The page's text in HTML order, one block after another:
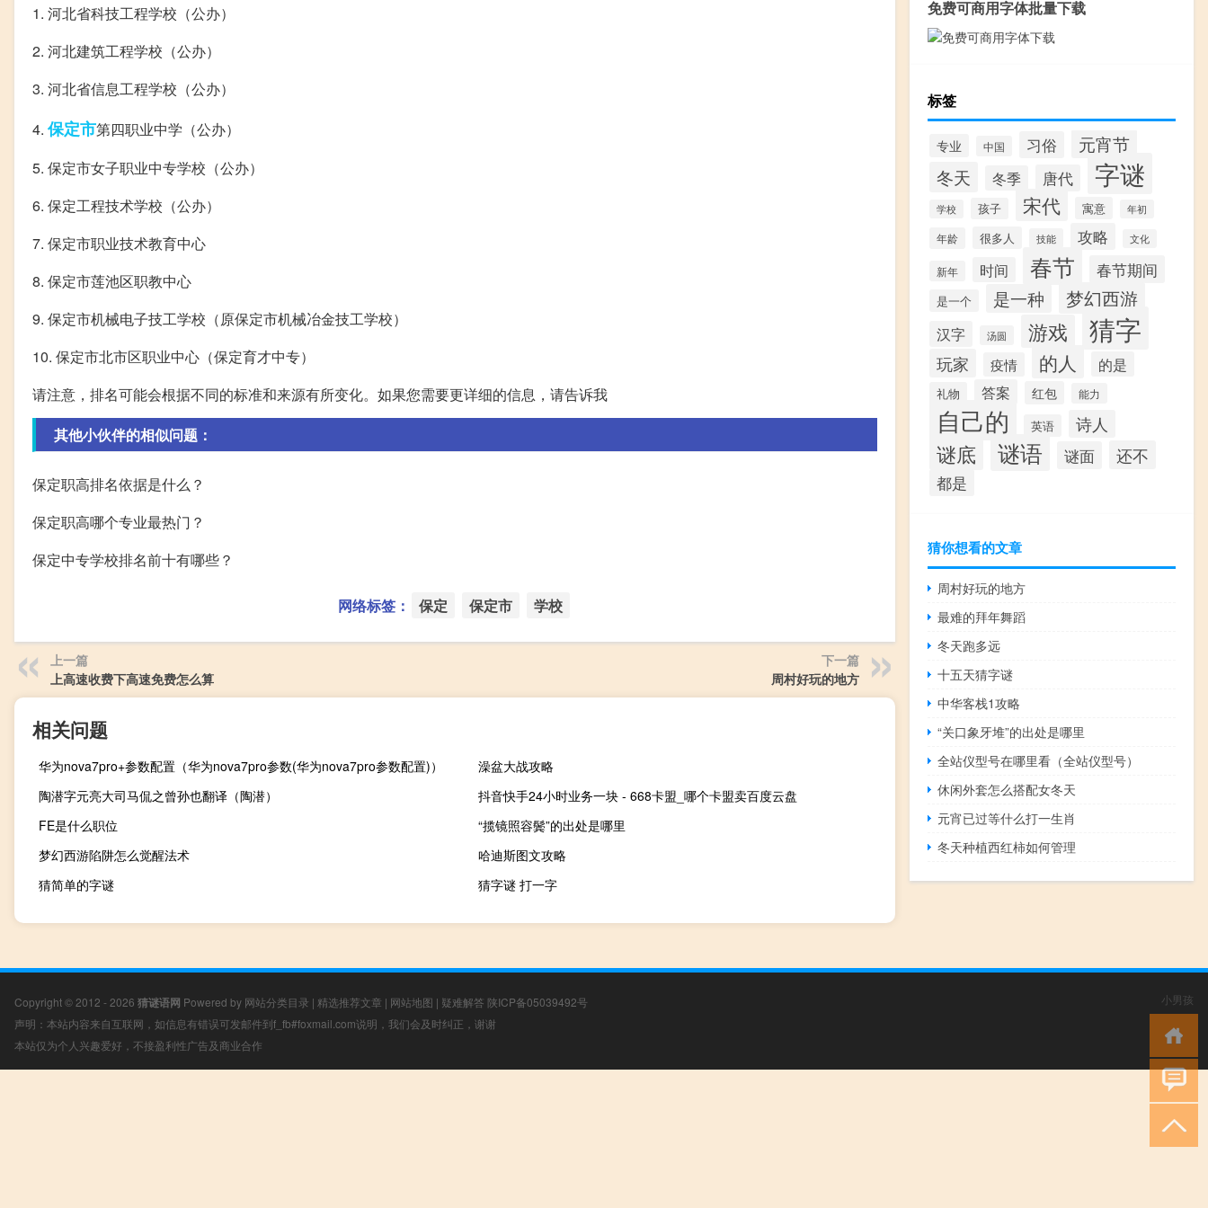
1. 河北省科技工程学校（公办）
2. 河北建筑工程学校（公办）
3. 河北省信息工程学校（公办）
4. 保定市第四职业中学（公办）
5. 保定市女子职业中专学校（公办）
6. 保定工程技术学校（公办）
7. 保定市职业技术教育中心
8. 保定市莲池区职教中心
9. 保定市机械电子技工学校（原保定市机械冶金技工学校）
10. 保定市北市区职业中心（保定育才中专）
请注意，排名可能会根据不同的标准和来源有所变化。如果您需要更详细的信息，请告诉我
其他小伙伴的相似问题：
保定职高排名依据是什么？
保定职高哪个专业最热门？
保定中专学校排名前十有哪些？
网络标签： 保定 保定市 学校
上一篇
上高速收费下高速免费怎么算
下一篇
周村好玩的地方
相关问题
华为nova7pro+参数配置（华为nova7pro参数(华为nova7pro参数配置)）
澡盆大战攻略
陶潜字元亮大司马侃之曾孙也翻译（陶潜）
抖音快手24小时业务一块 - 668卡盟_哪个卡盟卖百度云盘
FE是什么职位
“揽镜照容鬓”的出处是哪里
梦幻西游陷阱怎么觉醒法术
哈迪斯图文攻略
猜简单的字谜
猜字谜 打一字
免费可商用字体批量下载
标签
专业 中国 习俗 元宵节
冬天 冬季 唐代 字谜
学校 孩子 宋代 寓意 年初
年龄 很多人 技能 攻略 文化
新年 时间 春节 春节期间
是一个 是一种 梦幻西游
汉字 汤圆 游戏 猜字
玩家 疫情 的人 的是
礼物 答案 红包 能力
自己的 英语 诗人
谜底 谜语 谜面 还不
都是
猜你想看的文章
周村好玩的地方
最难的拜年舞蹈
冬天跑多远
十五天猜字谜
中华客栈1攻略
“关口象牙堆”的出处是哪里
全站仪型号在哪里看（全站仪型号）
休闲外套怎么搭配女冬天
元宵已过等什么打一生肖
冬天种植西红柿如何管理
Copyright © 2012 - 2026 猜谜语网 Powered by 网站分类目录 | 精选推荐文章 | 网站地图 | 疑难解答 陕ICP备05039492号
声明：本站内容来自互联网，如信息有错误可发邮件到f_fb#foxmail.com说明，我们会及时纠正，谢谢
本站仅为个人兴趣爱好，不接盈利性广告及商业合作
小男孩